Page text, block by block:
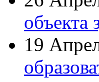
объекта
19